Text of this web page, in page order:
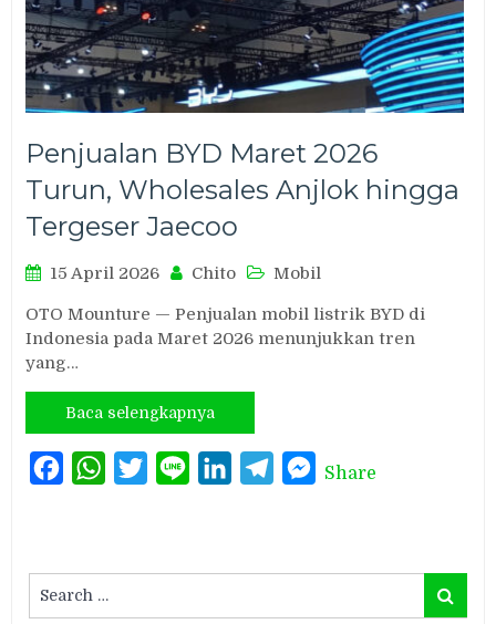
Penjualan BYD Maret 2026
Turun, Wholesales Anjlok hingga
Tergeser Jaecoo
15 April 2026 Chito Mobil
OTO Mounture — Penjualan mobil listrik BYD di
Indonesia pada Maret 2026 menunjukkan tren
yang…
Baca selengkapnya
FacebookWhatsAppTwitterLine LinkedInTelegramMessenger
Share
for:
Search